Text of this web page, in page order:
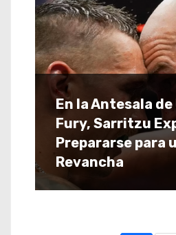
En la Antesala de
Fury, Sarritzu
Prepararse para
Revancha